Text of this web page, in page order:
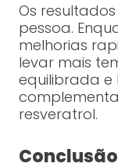
Os
pessoa.
melhorias
levar mais
equilibrada e
resveratrol.
Conclusão